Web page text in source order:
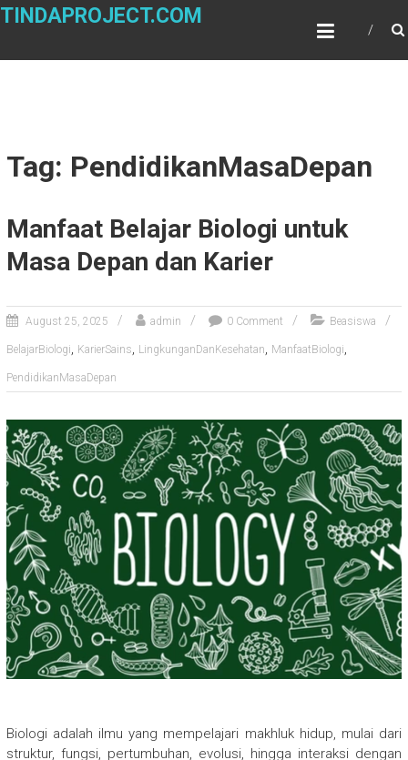
Skip
TINDAPROJECT.COM
Tag: PendidikanMasaDepan
Manfaat Belajar Biologi untuk
Masa Depan dan Karier
August 25, 2025 admin 0 Comment Beasiswa
BelajarBiologi, KarierSains, LingkunganDanKesehatan, ManfaatBiologi,
PendidikanMasaDepan
Biologi adalah ilmu yang mempelajari makhluk hidup, mulai dari
struktur, fungsi, pertumbuhan, evolusi, hingga interaksi dengan